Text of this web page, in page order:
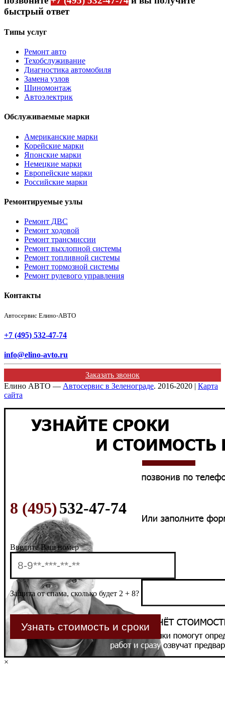
быстрый ответ
Типы услуг
Ремонт авто
Техобслуживание
Диагностика автомобиля
Замена узлов
Шиномонтаж
Автоэлектрик
Обслуживаемые марки
Американские марки
Корейские марки
Японские марки
Немецкие марки
Европейские марки
Российские марки
Ремонтируемые узлы
Ремонт ДВС
Ремонт ходовой
Ремонт трансмиссии
Ремонт выхлопной системы
Ремонт топливной системы
Ремонт тормозной системы
Ремонт рулевого управления
Контакты
Автосервис Елино-АВТО
+7 (495) 532-47-74
info@elino-avto.ru
Заказать звонок
Елино АВТО — Автосервис в Зеленограде. 2016-2020 | Карта
сайта
8 (495)532-47-74
Введите Ваш номер
Защита от спама, сколько будет 2 + 8?
×